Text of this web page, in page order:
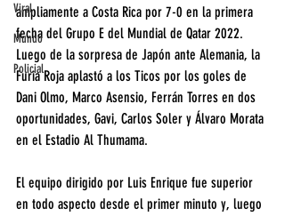
Viral
Mundo
Policial
ampliamente a Costa Rica por 7-0 en la primera
fecha del Grupo E del Mundial de Qatar 2022.
Luego de la sorpresa de Japón ante Alemania, la
Furia Roja aplastó a los Ticos por los goles de
Dani Olmo, Marco Asensio, Ferrán Torres en dos
oportunidades, Gavi, Carlos Soler y Álvaro Morata
en el Estadio Al Thumama.
El equipo dirigido por Luis Enrique fue superior
en todo aspecto desde el primer minuto y, luego